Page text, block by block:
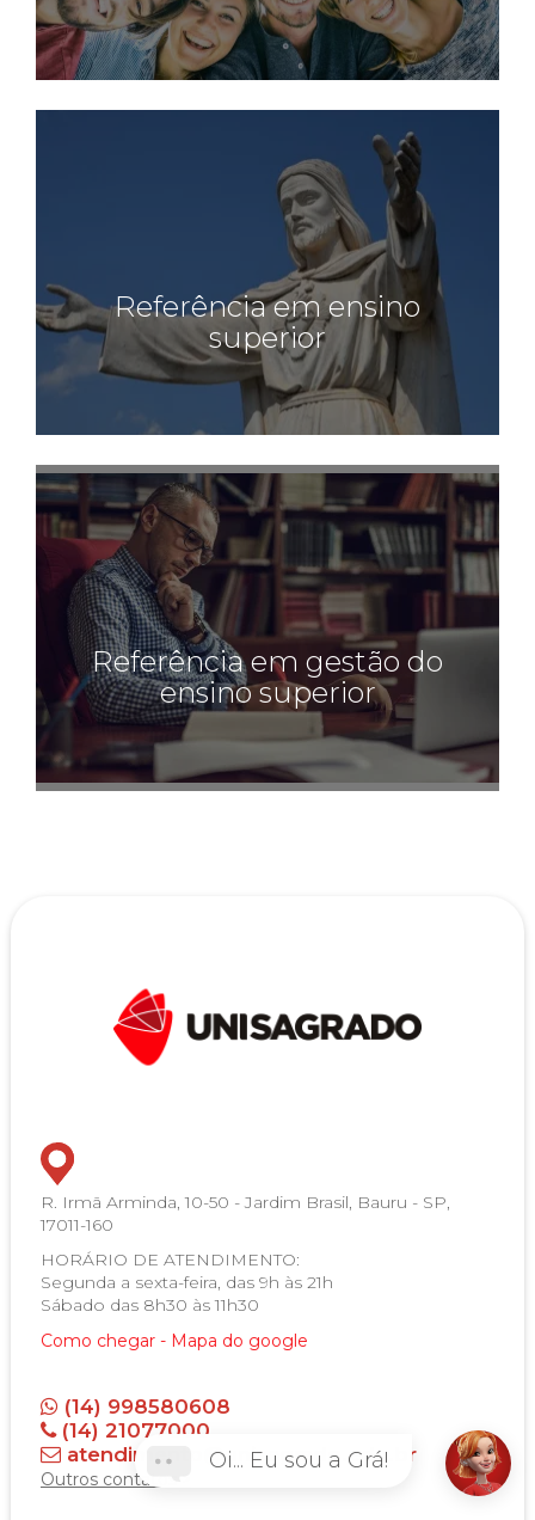
Referência em ensino
superior
Referência em gestão do
ensino superior
R. Irmã Arminda, 10-50 - Jardim Brasil, Bauru - SP,
17011-160
HORÁRIO DE ATENDIMENTO:
Segunda a sexta-feira, das 9h às 21h
Sábado das 8h30 às 11h30
Como chegar - Mapa do google
(14) 998580608
(14) 21077000
atendimento@unisagrado.edu.br
Outros contatos >
Oi... Eu sou a Grá!